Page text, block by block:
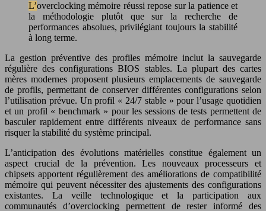
L’overclocking mémoire réussi repose sur la patience et
la méthodologie plutôt que sur la recherche de
performances absolues, privilégiant toujours la stabilité
à long terme.
La gestion préventive des profiles mémoire inclut la sauvegarde
régulière des configurations BIOS stables. La plupart des cartes
mères modernes proposent plusieurs emplacements de sauvegarde
de profils, permettant de conserver différentes configurations selon
l’utilisation prévue. Un profil « 24/7 stable » pour l’usage quotidien
et un profil « benchmark » pour les sessions de tests permettent de
basculer rapidement entre différents niveaux de performance sans
risquer la stabilité du système principal.
L’anticipation des évolutions matérielles constitue également un
aspect crucial de la prévention. Les nouveaux processeurs et
chipsets apportent régulièrement des améliorations de compatibilité
mémoire qui peuvent nécessiter des ajustements des configurations
existantes. La veille technologique et la participation aux
communautés d’overclocking permettent de rester informé des